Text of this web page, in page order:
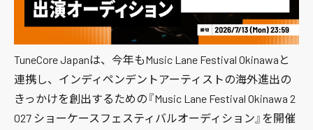
TuneCore Japanは、今年もMusic Lane Festival Okinawaと
連携し、インディペンデントアーティストの海外進出の
きっかけを創出するための『Music Lane Festival Okinawa 2
027 ショーケースフェスティバルオーディション』を開催